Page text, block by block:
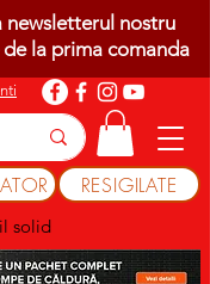
RESIGILATE
solid
newsletterul nostru
la prima comanda